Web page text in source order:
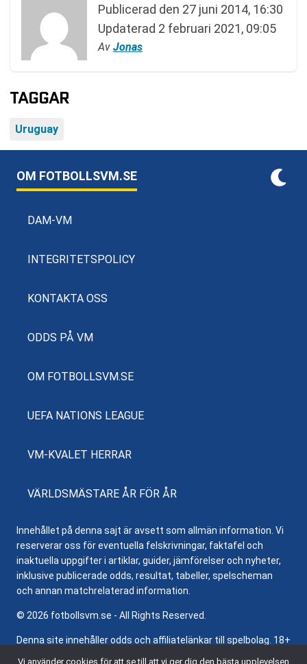
Publicerad den 27 juni 2014, 16:30
Updaterad 2 februari 2021, 09:05
Av Jonas
TAGGAR
Uruguay
OM FOTBOLLSVM.SE
DAM-VM
INTEGRITETSPOLICY
KONTAKTA OSS
ODDS PÅ VM
OM FOTBOLLSVM.SE
UEFA NATIONS LEAGUE
VM-KVALET HERRAR
VÄRLDSMÄSTARE ÅR FÖR ÅR
Innehållet på denna sajt är avsett som allmän information. Vi
reserverar oss för eventuella felskrivningar, faktafel och
inaktuella uppgifter i artiklar, guider, jämförelser och nyheter,
inklusive publicerade odds, resultat, tabeller, spelscheman
och annan matchrelaterad information.
© 2026 fotbollsvm.se - All Rights Reserved.
Denna site innehåller odds och affiliatelänkar till spelbolag. 18+
Vi använder cookies för att se till att vi ger dig den bästa upplevelsen